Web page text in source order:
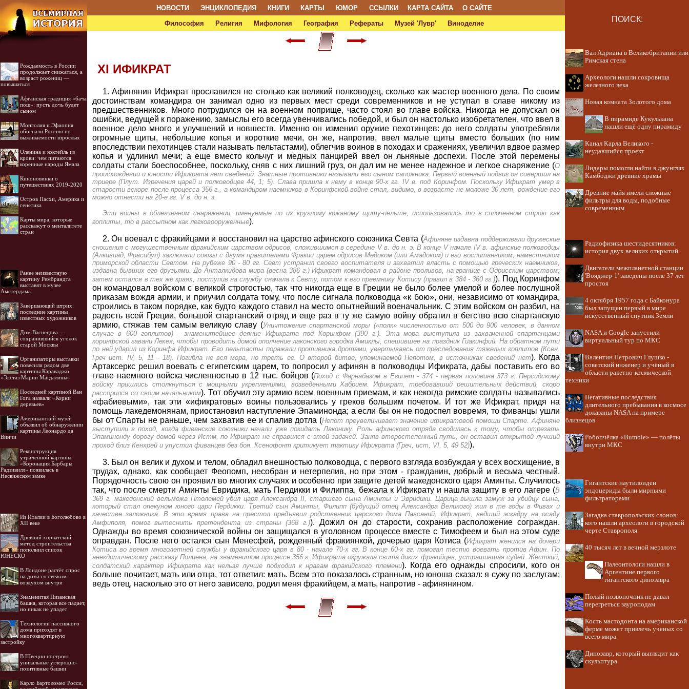
НОВОСТИ ЭНЦИКЛОПЕДИЯ КНИГИ КАРТЫ ЮМОР ССЫЛКИ КАРТА САЙТА
О САЙТЕ
Философия
Религия Мифология География Рефераты Музей 'Лувр' Виноделие ПОИСК:
Рождаемость в России
продолжает снижаться, а
возраст рожениц —
повышаться
Афганская традиция «бача
пош»: пусть дочь будет
сыном
Монголия и Эфиопия
обогнали Россию по
выживаемости взрослых
Оленина и коктейль из
крови: чем питаются
коренные народы Ямала
Киноновинки о
путешествиях 2019-2020
Остров Пасхи, Америка и
генетика
Карты мира, которые
расскажут о менталитете
стран
Ранее неизвестную
картину Рембрандта
выставят в музее
Амстердама
Завершающий штрих:
последние картины
известных художников
Дом Васнецова —
сохранившийся уголок
старой Москвы
Организаторы выставки
повесили рядом две
картины Караваджо
«Экстаз Марии Магдалины»
Последней картиной Ван
Гога назвали «Корни
деревьев»
Американский музей
объявил об обнаружении
картины Леонардо да
Винчи
Реконструкция
утраченной картины
«Коронация Барбары
Радзивилл» появилась в
Несвижском замке
Из Италии в Боголюбово в
XII веке
Древний хорватский
метод строительства
пополнил список
ЮНЕСКО
В Лондоне растёт спрос
на дома со свежим
воздухом внутри
Знаменитая Пизанская
башня, которая все падает,
но никак не упадет
Технологии пассивного
дома приходят в
многоквартирную
застройку
В Швеции построят
уникальные углеродно-
позитивные башни
Карло Бартоломео Росси,
XI ИФИКРАТ
1. Афинянин Ификрат прославился не столько как великий полководец, сколько как мастер военного дела. По своим
достоин­ствам командира он занимал одно из первых мест среди современ­ников и не уступал в славе никому из
предшественников. Много потрудился он на военном поприще, часто стоял во главе войска. Никогда не допускал он
ошибки, ведущей к поражению, замыслы его всегда увенчивались победой, и был он настолько изобретателен, что ввел в
военное дело много и улучшений и новшеств. Именно он изменил оружие пехотинцев: до него солдаты употребляли
огромные щиты, небольшие копья и короткие мечи, он же, напротив, ввел малые щиты вместо больших (по ним
впоследствии пехотинцев стали называть пельтастами), облегчив воинов в походах и сражениях, увеличил вдвое размер
копья и удлинил мечи; а еще вместо кольчуг и медных панцирей ввел он льняные доспехи. После этой перемены
солдаты стали боеспособ­нее, поскольку, сняв с них лишний груз, он дал им не менее надежное и легкое снаряжение (О
происхождении и юности Ификрата нет сведений. Знатные противники называли его сыном сапожника. Первый военный подвиг он совершил на
триере (Плут. Изречения царей и полководцев 44, 1; 5). Слава пришла к нему в конце 90-х гг. IV в. под Коринфом. Поскольку Ификрат умер в
старости вскоре после процесса 356 г., а командиром наемников в Коринфской войне стал, видимо, в возрасте не моложе 30 лет, рождение его
можно отнести на 20-е гг. V в. до н. э.
Эти воины в облегченном снаряжении, именуемые по их круглому кожаному щиту-пельте, использовались то в сплоченном строю как
гоплиты, то в рассыпном как легковооруженные).
2. Он воевал с фракийцами и восстановил на царство афинского союзника Севта (Афиняне издавна поддерживали дружеские
сношения с могущественным фракийским царством одрисов, сложившимся в середине V в. до н. э. В конце V начале IV в. афинские полководцы
(Алкивиад, Фрасибул) заключали союзы с двумя правителями Фракии царем одрисов Медоком (или Амадоком) и его воспитанником, наместником
приморской области Севтом. На рубеже 90 - 80 гг. Севт устранил своего воспитателя и захватил власть с помощью греческих наемников,
издавна бывших его друзьями. До Анталкидова мира (весна 386 г.) Ификрат командовал в районе проливов, на границе с Одрисским царством;
затем остался в тex же краях, поступив на службу сначала к Севту, потом к его преемнику Котису (правил в 384 - 360 гг.)). Под Коринфом
он командовал войском с великой строгостью, так что никогда еще в Греции не было более умелой и более послушной
приказам вождя армии, и приучил солдата тому, что после сигнала полководца «к бою», они, независимо от коман­дира,
строились в таком порядке, как будто каждого ставил на место опытнейший военачальник. С этим войском он разбил, на
радость всей Греции, большой спартанский отряд и еще раз в ту же самую войну обратил в бегство всю спартанскую
армию, стяжав тем самым великую славу (Уничтожение спартанской моры («полк» численностью от 500 до 900 человек, в данном
случае в 600 гоплитов) - знаменитейшее деяние Ификрата под Коринфом (390 г.). Эта мора выступила из захваченной спартанцами
коринфской гавани Лехея, чтобы проводить домой ополчение лаконского городка Амиклы, спешившее на праздник Гиакинфий. На обратном пути
по ней ударил из Коринфа Ификрат. Его пельтасты поражали противника дротами, увертываясь от преследо­вания тяжелых гоплитов (Ксен.
Греч ист. IV, 5, 11 - 18). Погибла не вся мора, но треть ее. О второй битве, упоминаемой Непотом, в источниках сведений нет). Когда
Артаксеркс решил воевать с египетским царем, то попросил у афинян в полко­водцы Ификрата, дабы поставить его во
главе наемного войска численностью в 12 тыс. бойцов (Поход с Фарнабазом в Египет - 374 - первая половина 373 г. Персидскому
войску пришлись столкнуться с мощными укреплениями, возведенными Хабрием. Ификрат, требовавший решительных действий, скоро
рассорился со своим началь­ником). Тот обучил эту армию всем военным приемам, и как некогда римские солдаты назывались
«фабиевыми», так эти «ификратовы» воины пользовались у греков большим почетом. И тот же Ификрат, придя на
помощь лакедемонянам, приостановил наступление Эпаминонда; а если бы он не подоспел вовремя, то фиванцы ушли
бы от Спарты не раньше, чем захватив ее и спалив дотла (Непот преувеличивает значение ификратовой помощи Спарте. Афиняне
выступили в поход, когда фиванские союзники начали уже покидать Лаконику. Роль афинского отряда сводилась к тому, чтобы отрезать
Эпаминонду дорогу домой через Истм, по Ификрат не справился с этой задачей. Заняв второстепенный путь, он оставил открытой лучший
проход близ Кенхрей и упустил фиванцев без боя. Ксенофонт критикует тактику Ификрата (Греч, ист, VI, 5, 49 52)).
3. Был он велик и духом и телом, обладил внешностью пол­ководца, с первого взгляда возбуждая у всех восхищение, в
трудах, однако, как сообщает Феопомп, несобран и нетерпелив, но при этом - гражданин, добрый и весьма честный.
Порядочность свою он проявил во многих случаях и особенно при защите детей македонского царя Аминты. Случилось
так, что после смерти Аминты Евридика, мать Пердикки и Филиппа, бежала к Ификрату и нашла защиту в его лагере (В
369 г. македонский вельможа Птолемей убил царя Александра II, старшего сына Аминты и Эвридики. Царица вышла замуж за убийцу сына,
который стал опекуном юного цари Пердикки. Третий сын Аминты, Филипп (будущий отец Александра Великого) жил в те годы в Фивах и
качестве заложника. В это время права на престол предъявил родственник царского дома Павсаний. Ификрат, ведший эскадру на осаду
Амфиполя, помог вытеснить претендента из страны (368 г.)). Дожил он до старости, сохранив расположение сограждан.
Однажды во время союзнической войны он защищался в уголовном процессе вместе с Тимофеем и был на этом суде
оправдан. После него остался сын Менесфей, рожденный фракиянкой, дочерью царя Котиса (Ификрат женился на дочери
Котиса во время многолетней службы у фракий­ского царя в 80 - начале 70-х гг. В конце 60-х гг. помогал тестю воевать против Афин. По
анекдотическому рассказу Полиена, на знаменитом процессе 356 г. Ификрата окружала свита диких фракийцев, устрашившая судей. Жесткий,
солдатский характер Ификрата как нельзя лучше подходил к нравам фракийского племени). Когда его однажды спросили, кого он
больше почитает, мать или отца, тот ответил: мать. Всем это показалось странным, но юноша сказал: я сужу по заслугам;
ведь отец, насколько это от него зависело, родил меня фракийцем, а мать, напротив - афинянином.
Вал Адриана в Великобритании или
Римская стена
Археологи нашли сокровища
железного века
Новая комната Золотого дома
В пирамиде Кукулькана
нашли ещё одну пирамиду
Канал Карла Великого -
неудавшийся проект
Лидары помогли найти в джунглях
Камбоджи древние храмы
Древние майя имели сложные
фильтры для воды, подобные
современным
Радиофизика шестидесятников:
история двух великих открытий
Двигатели межпланетной станции
'Вояджер-1' заведены после 37 лет
простоя
4 октября 1957 года с Байконура
был запущен первый в мире
искусственный спутник Земли
NASA и Google запустили
виртуальный тур по МКС
Валентин Петрович Глушко -
советский инженер и учёный в
области ракетно-космической
техники
Негативные последствия
длительного пребывания в космосе
доказаны NASA на примере
близнецов
Робопчёлка «Bumble» — полёты
внутри МКС
Гигантские наутилоидеи
эндоцериды были мирными
фильтраторами
Загадка ставропольских слонов:
кого нашли археологи в городской
черте Ставрополя
40 тысяч лет в вечной мерзлоте
Палеонтологи нашли в
Аргентине первого
гигантского динозавра
Полый позвоночник не давал
перегреться зауроподам
Кость мастодонта на американской
ферме может привлечь ученых со
всего мира
Динозавр, который выглядит как
скульптура